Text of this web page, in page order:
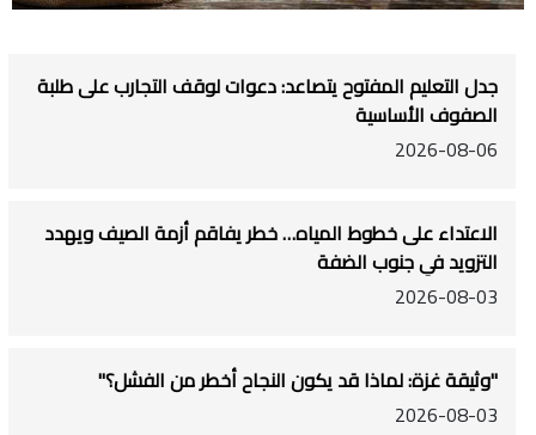
جدل التعليم المفتوح يتصاعد: دعوات لوقف التجارب على طلبة
الصفوف الأساسية
2026-08-06
الاعتداء على خطوط المياه… خطر يفاقم أزمة الصيف ويهدد
التزويد في جنوب الضفة
2026-08-03
"وثيقة غزة: لماذا قد يكون النجاح أخطر من الفشل؟"
2026-08-03